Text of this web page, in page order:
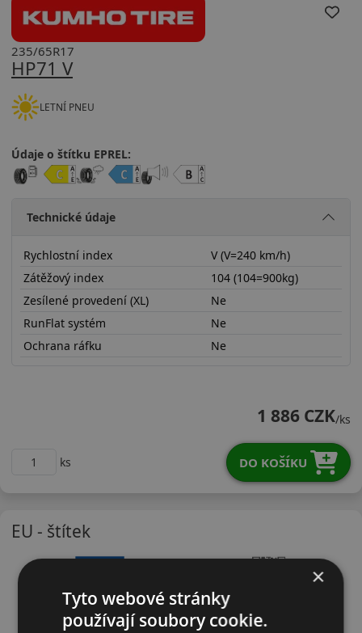
HP71 V
235/65R17
LETNÍ PNEU
Údaje o štítku EPREL:
Technické údaje
Rychlostní index
V (V=240 km/h)
Zátěžový index
104 (104=900kg)
Zesílené provedení (XL)
Ne
RunFlat systém
Ne
Ochrana ráfku
Ne
1 886 CZK/ks
ks DO KOŠÍKU
EU - štítek
×
Tyto webové stránky
používají soubory cookie.